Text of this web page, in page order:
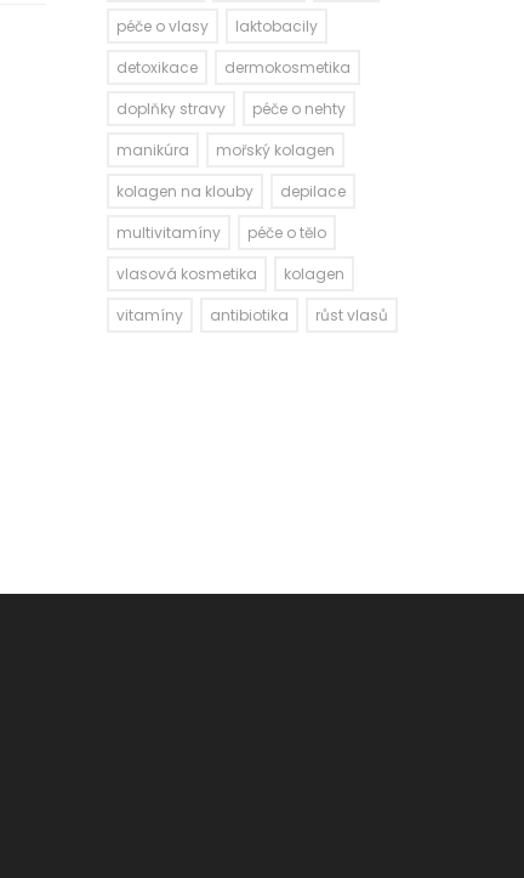
péče o vlasy
laktobacily
detoxikace
dermokosmetika
doplňky stravy
péče o nehty
manikúra
mořský kolagen
kolagen na klouby
depilace
multivitamíny
péče o tělo
vlasová kosmetika
kolagen
vitamíny
antibiotika růst vlasů